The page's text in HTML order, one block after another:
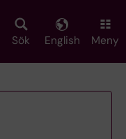
Sök English Meny